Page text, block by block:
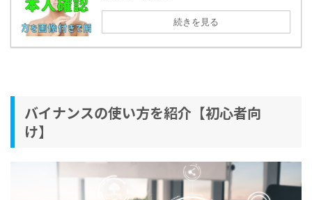
続きを見る
バイナンスの使い方を紹介【初心者向
け】